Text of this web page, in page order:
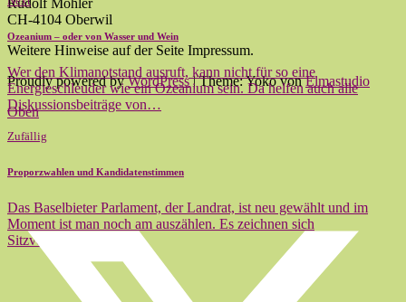
Rudolf Mohler
CH-4104 Oberwil
Weitere Hinweise auf der Seite Impressum.
Proudly powered byWordPress|Theme: Yoko vonElmastudio
Oben
Ozeanium – oder von Wasser und Wein
Wer den Klimanotstand ausruft, kann nicht für so eine
Energieschleuder wie ein Ozeanium sein. Da helfen auch alle
Diskussionsbeiträge von…
Zufällig
Proporzwahlen und Kandidatenstimmen
Das Baselbieter Parlament, der Landrat, ist neu gewählt und im
Moment ist man noch am auszählen. Es zeichnen sich
Sitzverschiebungen…